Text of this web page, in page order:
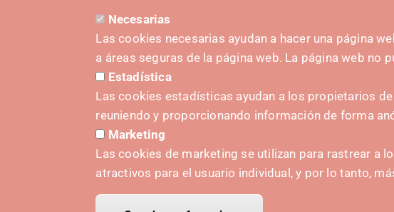
SUSTATZAILEA
Necesarias
Las cookies necesarias ayudan a hacer una página
a áreas seguras de la página web. La página web no
Estadística
Las cookies estadísticas ayudan a los propietarios
reuniendo y proporcionando información de forma
Marketing
Las cookies de marketing se utilizan para rastrear a
atractivos para el usuario individual, y por lo tanto,